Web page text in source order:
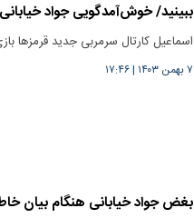
ببینید/ خوش‌آمدگویی جواد
اسماعیل کارتال سرمربی جدید قرمزها
۷ بهمن ۱۴۰۳ |۱۷:۴۶
بغض جواد خیابانی هنگام بیان